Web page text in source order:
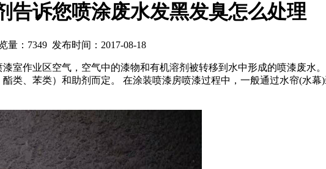
告诉您喷涂废水发黑发臭怎么处理
：7349 发布时间：2017-08-18
室作业区空气，空气中的漆物和有机溶剂被转移到水中形成的喷漆废水
类、苯类）和助剂而定。 在涂装喷漆房喷漆过程中，一般通过水帘(水